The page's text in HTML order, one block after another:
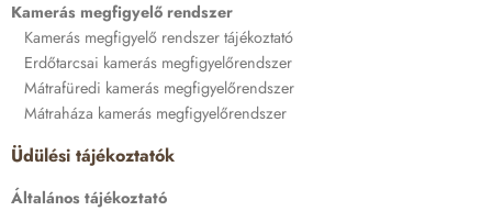
Kamerás megfigyelő rendszer
Kamerás megfigyelő rendszer tájékoztató
Erdőtarcsai kamerás megfigyelőrendszer
Mátrafüredi kamerás megfigyelőrendszer
Mátraháza kamerás megfigyelőrendszer
Üdülési tájékoztatók
Általános tájékoztató